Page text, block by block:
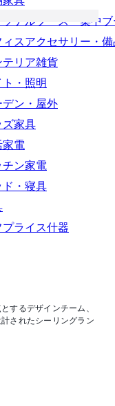
ソナルブース・集中
ィスアクセサリー・備
テリア雑貨
ト・照明
デン・屋外
ズ家具
家電
チン家電
ド・寝具
プライス什器
するデザインチーム、
されたシーリングラン
の印象的な組み合わせ
す。
ルエットは、空間を心